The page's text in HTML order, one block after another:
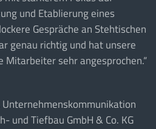
und Etablierung eines
Gespräche an Stehtischen
genau richtig und hat unsere
Mitarbeiter sehr angesprochen.“
Unternehmenskommunikation
und Tiefbau GmbH & Co. KG